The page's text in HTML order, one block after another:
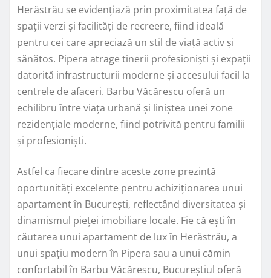
Herăstrău se evidențiază prin proximitatea față de
spații verzi și facilități de recreere, fiind ideală
pentru cei care apreciază un stil de viață activ și
sănătos. Pipera atrage tinerii profesioniști și expații
datorită infrastructurii moderne și accesului facil la
centrele de afaceri. Barbu Văcărescu oferă un
echilibru între viața urbană și liniștea unei zone
rezidențiale moderne, fiind potrivită pentru familii
și profesioniști.
Astfel ca fiecare dintre aceste zone prezintă
oportunități excelente pentru achiziționarea unui
apartament în București, reflectând diversitatea și
dinamismul pieței imobiliare locale. Fie că ești în
căutarea unui apartament de lux în Herăstrău, a
unui spațiu modern în Pipera sau a unui cămin
confortabil în Barbu Văcărescu, Bucureștiul oferă